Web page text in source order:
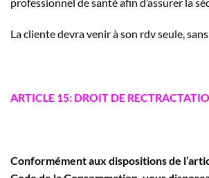
La cliente devra venir à son rdv seule,
ARTICLE 15: DROIT DE
Conformément aux dispositions de